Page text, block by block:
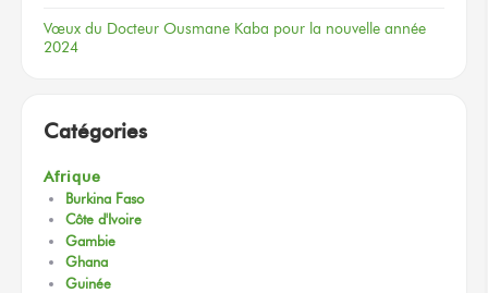
Vœux du Docteur Ousmane Kaba pour la nouvelle année
2024
Catégories
Afrique
Burkina Faso
Côte d'Ivoire
Gambie
Ghana
Guinée